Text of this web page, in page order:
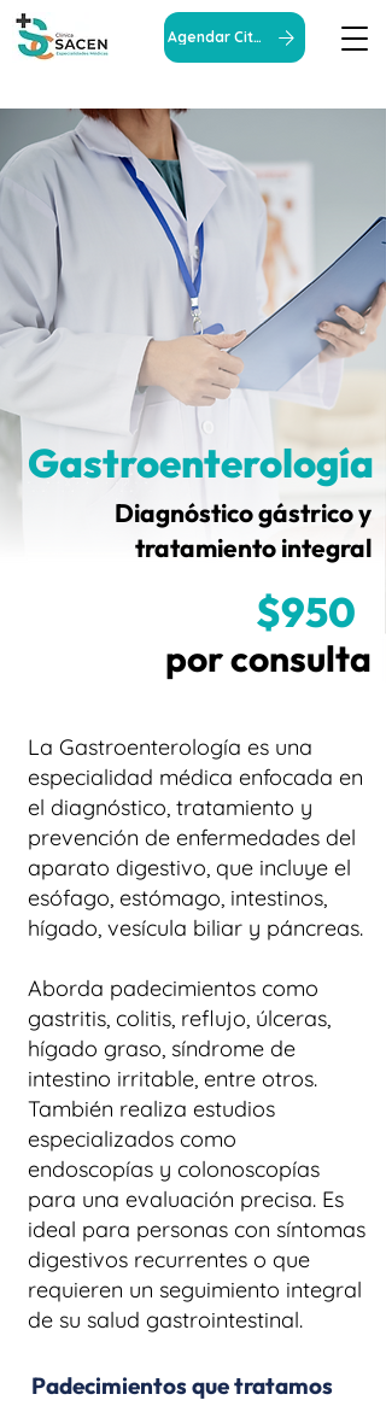
Agendar Cita
Gastroenterología
Diagnóstico gástrico y
tratamiento integral
$950
por consulta
La Gastroenterología es una
especialidad médica enfocada en
el diagnóstico, tratamiento y
prevención de enfermedades del
aparato digestivo, que incluye el
esófago, estómago, intestinos,
hígado, vesícula biliar y páncreas.
Aborda padecimientos como
gastritis, colitis, reflujo, úlceras,
hígado graso, síndrome de
intestino irritable, entre otros.
También realiza estudios
especializados como
endoscopías y colonoscopías
para una evaluación precisa. Es
ideal para personas con síntomas
digestivos recurrentes o que
requieren un seguimiento integral
de su salud gastrointestinal.
Padecimientos que tratamos